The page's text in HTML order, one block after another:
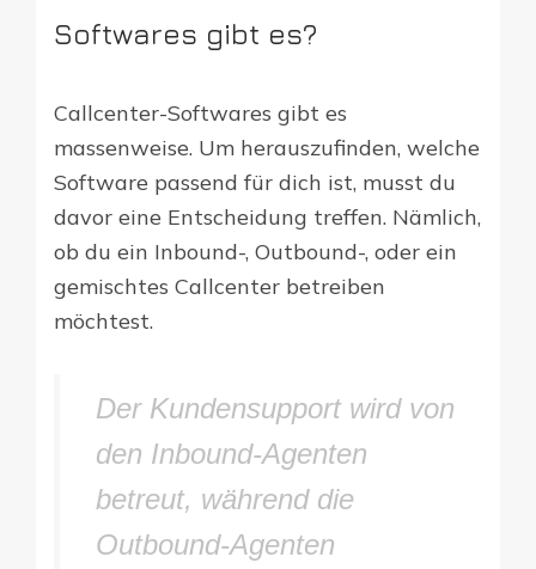
Softwares gibt es?
Callcenter-Softwares gibt es
massenweise. Um herauszufinden, welche
Software passend für dich ist, musst du
davor eine Entscheidung treffen. Nämlich,
ob du ein Inbound-, Outbound-, oder ein
gemischtes Callcenter betreiben
möchtest.
Der Kundensupport wird von
den Inbound-Agenten
betreut, während die
Outbound-Agenten